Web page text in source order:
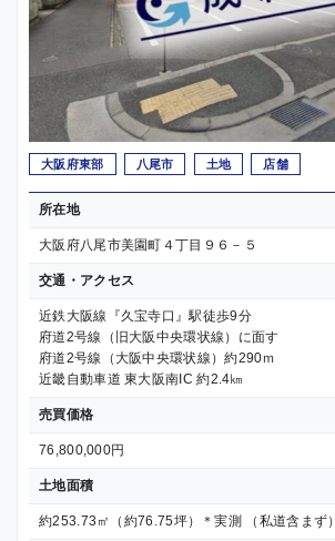
大阪府東部 八尾市 土地 店舗
所在地
大阪府八尾市美園町４丁目９６－５
交通・アクセス
近鉄大阪線『久宝寺口』駅徒歩9分
府道2号線（旧大阪中央環状線）に面す
府道2号線（大阪中央環状線）約290ｍ
近畿自動車道 東大阪南IC 約2.4㎞
売買価格
76,800,000円
土地面積
約253.73㎡（約76.75坪）＊実測 （私道含まず）